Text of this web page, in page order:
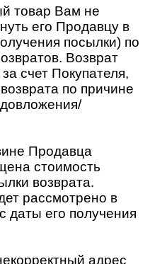
товар Вам не
его Продавцу в
посылки) по
Возврат
счет Покупателя,
по причине
Продавца
стоимость
возврата.
рассмотрено в
даты его получения
адрес